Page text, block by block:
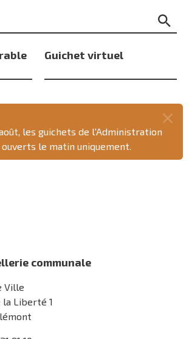
les guichets de l'Administration
le matin uniquement.
Guichet virtuel
communale
Ville
la Liberté 1